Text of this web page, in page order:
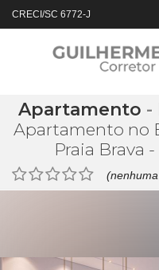
CRECI/SC 6772-J
Apartamento -
Apartamento no
Praia Brava